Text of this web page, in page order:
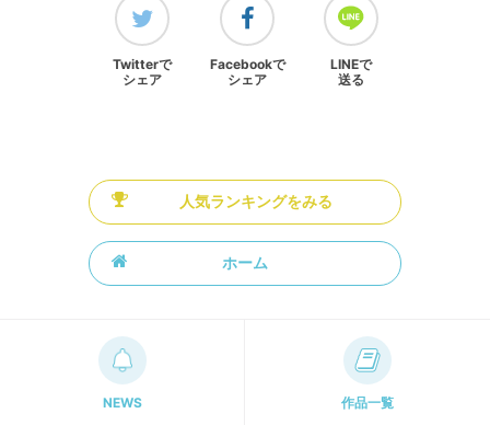
Twitterで
シェア
Facebookで
シェア
LINEで
送る
人気ランキングをみる
ホーム
NEWS 作品一覧